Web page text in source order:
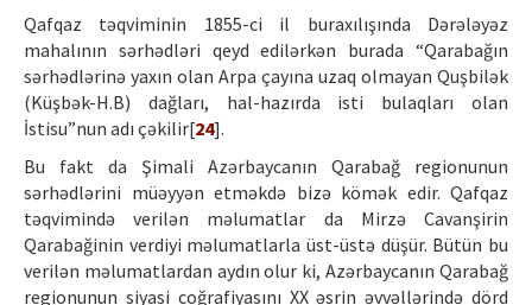
Qafqaz təqviminin 1855-ci il buraxılışında Dərələyəz
mahalının sərhədləri qeyd edilərkən burada “Qarabağın
sərhədlərinə yaxın olan Arpa çayına uzaq olmayan Quşbilək
(Küşbək-H.B) dağları, hal-hazırda isti bulaqları olan
İstisu”nun adı çəkilir[24].
Bu fakt da Şimali Azərbaycanın Qarabağ regionunun
sərhədlərini müəyyən etməkdə bizə kömək edir. Qafqaz
təqvimində verilən məlumatlar da Mirzə Cavanşirin
Qarabağinin verdiyi məlumatlarla üst-üstə düşür. Bütün bu
verilən məlumatlardan aydın olur ki, Azərbaycanın Qarabağ
regionunun siyasi coğrafiyasını XX əsrin əvvəllərində dörd